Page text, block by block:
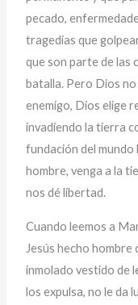
pecado,
tragedias que
que son parte de las
batalla. Pero Dios no
enemigo, Dios elige
invadiendo la tierra
fundación del mundo
hombre, venga a la
nos dé libertad.
Cuando leemos a
Jesús hecho
inmolado vestido de
los expulsa, no le da